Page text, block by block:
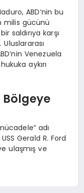
ABD’nin bu
milis gücünü
saldırıya karşı
Venezuela
aykırı
Bölgeye
adı
Gerald R. Ford
ulaşmış ve